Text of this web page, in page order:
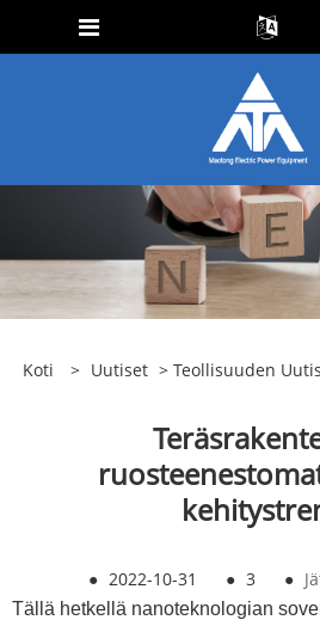
Koti > Uutiset > Teollisuuden
● 2022-10-31 ● 3 ●
Tällä hetkellä nanoteknologian